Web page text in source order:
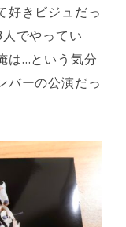
好きビジュだっ
でやってい
は…という気分
バーの公演だっ